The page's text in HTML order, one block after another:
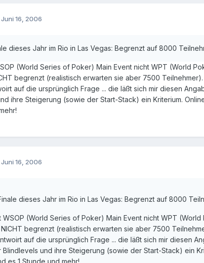
Juni 16, 2006
dieses Jahr im Rio in Las Vegas: Begrenzt auf 8000
(World Series of Poker) Main Event nicht WPT (World
begrenzt (realistisch erwarten sie aber 7500 Teilnehmer).
auf die ursprünglich Frage ... die läßt sich mir diesen
ihre Steigerung (sowie der Start-Stack) ein Kriterium.
Juni 16, 2006
dieses Jahr im Rio in Las Vegas: Begrenzt auf 8000
WSOP (World Series of Poker) Main Event nicht WPT
begrenzt (realistisch erwarten sie aber 7500
auf die ursprünglich Frage ... die läßt sich mir diesen
und ihre Steigerung (sowie der Start-Stack) ein
es 1 Stunde und mehr!